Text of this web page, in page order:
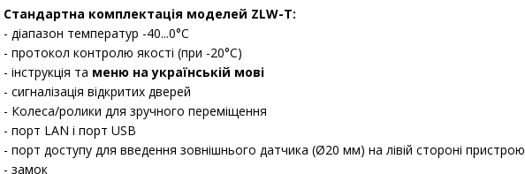
Стандартна комплектація моделей ZLW-T:
- діапазон температур -40...0°C
- протокол контролю якості (при -20°C)
- інструкція та меню на українській мові
- сигналізація відкритих дверей
- Колеса/ролики для зручного переміщення
- порт LAN і порт USB
- порт доступу для введення зовнішнього датчика (Ø20 мм) на лівій стороні пристрою
- замок